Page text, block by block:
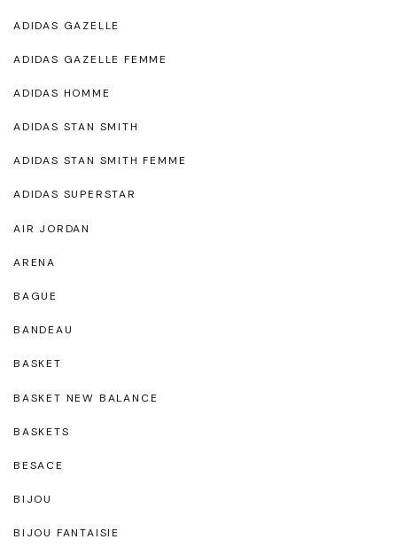
ADIDAS GAZELLE
ADIDAS GAZELLE FEMME
ADIDAS HOMME
ADIDAS STAN SMITH
ADIDAS STAN SMITH FEMME
ADIDAS SUPERSTAR
AIR JORDAN
ARENA
BAGUE
BANDEAU
BASKET
BASKET NEW BALANCE
BASKETS
BESACE
BIJOU
BIJOU FANTAISIE